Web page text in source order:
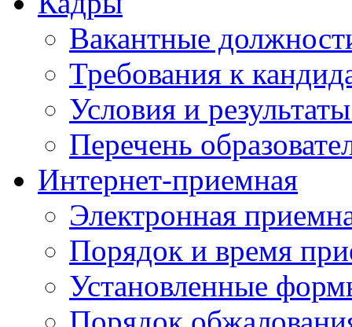
Вакантные
Требования к
Условия и
Перечень
Интернет-приемная
Электронная
Порядок и время
Установленные